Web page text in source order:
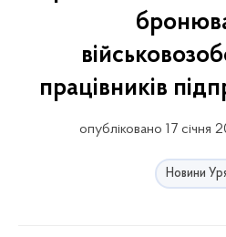
працівників
опубліковано 17 січня
Новини